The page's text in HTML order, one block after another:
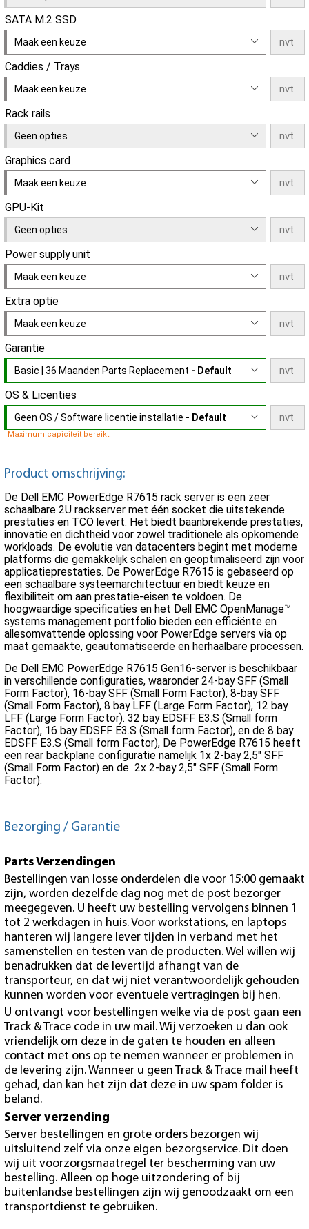
SATA M.2 SSD
Maak een keuze
Caddies / Trays
Maak een keuze
Rack rails
Geen opties
Graphics card
Maak een keuze
GPU-Kit
Geen opties
Power supply unit
Maak een keuze
Extra optie
Maak een keuze
Garantie
Basic | 36 Maanden Parts Replacement - Default
OS & Licenties
Geen OS / Software licentie installatie - Default
Maximum capiciteit bereikt!
Product omschrijving:
De Dell EMC PowerEdge R7615 rack server is een zeer
schaalbare 2U rackserver met één socket die uitstekende
prestaties en TCO levert. Het biedt baanbrekende prestaties,
innovatie en dichtheid voor zowel traditionele als opkomende
workloads. De evolutie van datacenters begint met moderne
platforms die gemakkelijk schalen en geoptimaliseerd zijn voor
applicatieprestaties. De PowerEdge R7615 is gebaseerd op
een schaalbare systeemarchitectuur en biedt keuze en
flexibiliteit om aan prestatie-eisen te voldoen. De
hoogwaardige specificaties en het Dell EMC OpenManage™
systems management portfolio bieden een efficiënte en
allesomvattende oplossing voor PowerEdge servers via op
maat gemaakte, geautomatiseerde en herhaalbare processen.
De Dell EMC PowerEdge R7615 Gen16-server is beschikbaar
in verschillende configuraties, waaronder 24-bay SFF (Small
Form Factor), 16-bay SFF (Small Form Factor), 8-bay SFF
(Small Form Factor), 8 bay LFF (Large Form Factor), 12 bay
LFF (Large Form Factor). 32 bay EDSFF E3.S (Small form
Factor), 16 bay EDSFF E3.S (Small form Factor), en de 8 bay
EDSFF E3.S (Small form Factor), De PowerEdge R7615 heeft
een rear backplane configuratie namelijk 1x 2-bay 2,5" SFF
(Small Form Factor) en de 2x 2-bay 2,5" SFF (Small Form
Factor).
Bezorging / Garantie
Parts Verzendingen
Bestellingen van losse onderdelen die voor 15:00 gemaakt
zijn, worden dezelfde dag nog met de post bezorger
meegegeven. U heeft uw bestelling vervolgens binnen 1
tot 2 werkdagen in huis. Voor workstations, en laptops
hanteren wij langere lever tijden in verband met het
samenstellen en testen van de producten. Wel willen wij
benadrukken dat de levertijd afhangt van de
transporteur, en dat wij niet verantwoordelijk gehouden
kunnen worden voor eventuele vertragingen bij hen.
U ontvangt voor bestellingen welke via de post gaan een
Track & Trace code in uw mail. Wij verzoeken u dan ook
vriendelijk om deze in de gaten te houden en alleen
contact met ons op te nemen wanneer er problemen in
de levering zijn. Wanneer u geen Track & Trace mail heeft
gehad, dan kan het zijn dat deze in uw spam folder is
beland.
Server verzending
Server bestellingen en grote orders bezorgen wij
uitsluitend zelf via onze eigen bezorgservice. Dit doen
wij uit voorzorgsmaatregel ter bescherming van uw
bestelling. Alleen op hoge uitzondering of bij
buitenlandse bestellingen zijn wij genoodzaakt om een
transportdienst te gebruiken.